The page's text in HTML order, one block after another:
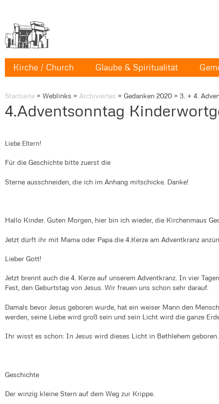
Kirche / Church Glaube & Spiritualität
Startseite » Weblinks » Archiviertes » Gedanken 2020 » 3. + 4.
4.Adventsonntag
Liebe Eltern!
Für die Geschichte bitte zuerst die
Sterne ausschneiden, die ich im Anhang mitschicke. Danke!
Hallo Kinder. Guten Morgen, hier bin ich wieder, die Kirchenmaus
Jetzt dürft ihr mit Mama oder Papa die 4.Kerze am Adventkranz
Lieber Gott!
Jetzt brennt auch die 4. Kerze auf unserem Adventkranz. In vier
Fest, den Geburtstag von Jesus. Wir freuen uns schon sehr darauf.
Damals bevor Jesus geboren wurde, hat ein weiser Mann den
werden, seine Liebe wird groß sein und sein Licht wird die ganze
Ihr wisst es schon: In Jesus wird dieses Licht in Bethlehem geboren.
Geschichte
Der winzig kleine Stern auf dem Weg zur Krippe.